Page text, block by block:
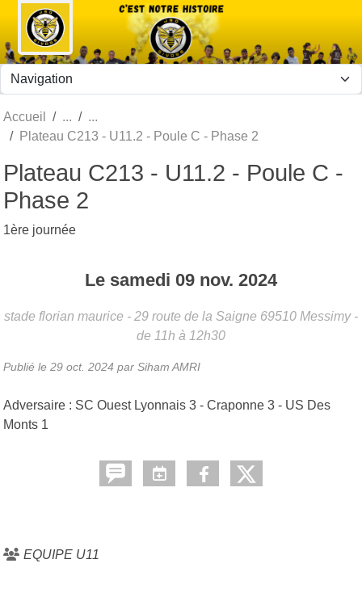
Accueil
Plateau C213 - U11.2 - Poule C - Phase 2
Plateau C213 - U11.2 - Poule C -
Phase 2
1ère journée
Le samedi 09 nov. 2024
stade florian maurice - 29 route de la Saigne 69510 Messimy -
de 11h à 12h30
Publié le 29 oct. 2024 par Siham AMRI
Adversaire : SC Ouest Lyonnais 3 - Craponne 3 - US Des
Monts 1
EQUIPE U11
Panneau de gestion des cookies